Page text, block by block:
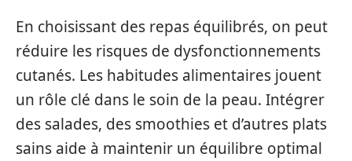
En choisissant des repas équilibrés, on peut
réduire les risques de dysfonctionnements
cutanés. Les habitudes alimentaires jouent
un rôle clé dans le soin de la peau. Intégrer
des salades, des smoothies et d’autres plats
sains aide à maintenir un équilibre optimal